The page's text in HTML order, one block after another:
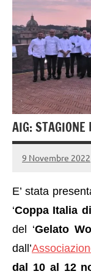
AIG: STAGIONE
9 Novembre 2022
E’ stata
‘Coppa Italia
del ‘Gelato
dall’
dal 10 al 12